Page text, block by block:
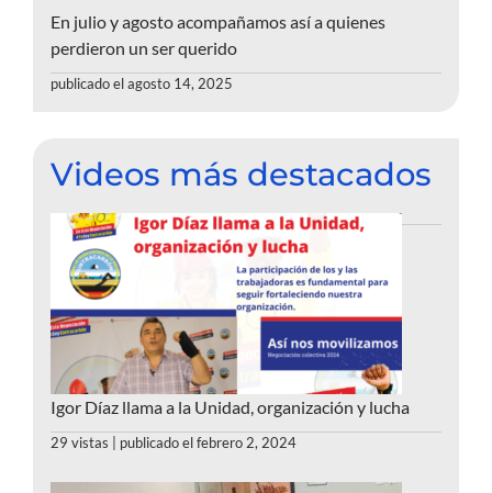
En julio y agosto acompañamos así a quienes
perdieron un ser querido
publicado el agosto 14, 2025
Videos más destacados
Igor Díaz llama a la Unidad, organización y lucha
29 vistas publicado el febrero 2, 2024